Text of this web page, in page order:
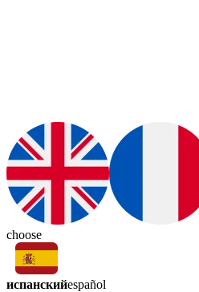
choose
испанскийespañol